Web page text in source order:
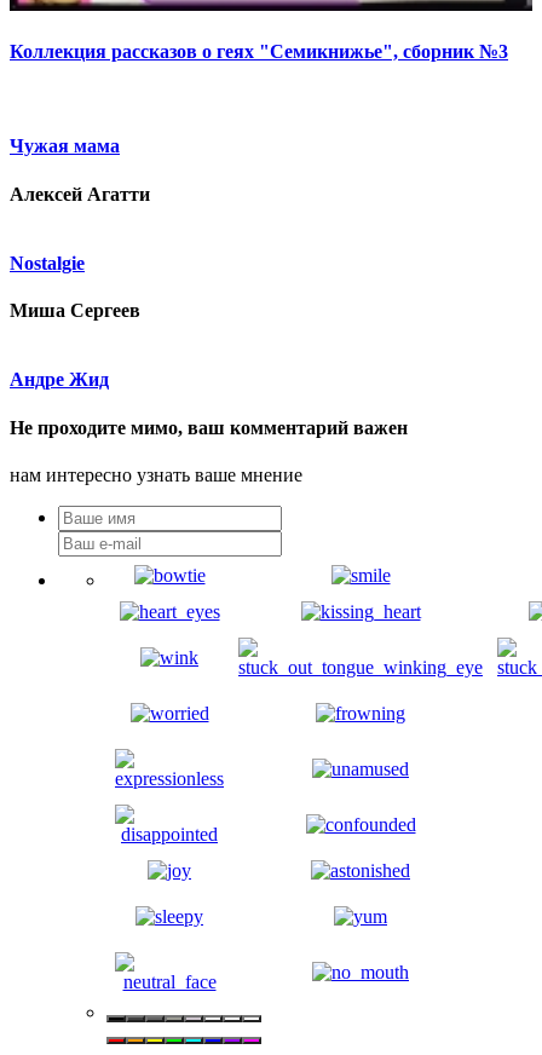
Коллекция рассказов о геях "Семикнижье", сборник №3
Чужая мама
Алексей Агатти
Nostalgie
Миша Сергеев
Андре Жид
Не проходите мимо, ваш комментарий важен
нам интересно узнать ваше мнение